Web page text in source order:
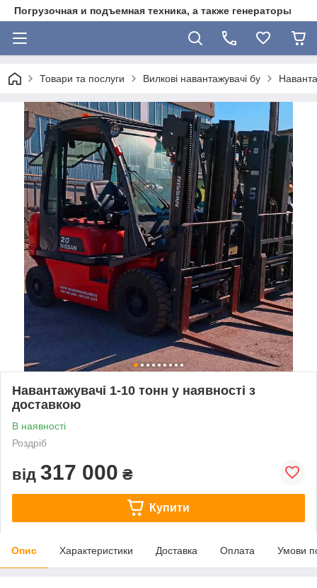
Погрузочная и подъемная техника, а также генераторы
Товари та послуги Вилкові навантажувачі бу
Навантажувачі 1-10 тонн у наявності з
доставкою
В наявності
Роздріб
від 317 000 ₴
Купити
Опис Характеристики Доставка Оплата Умови